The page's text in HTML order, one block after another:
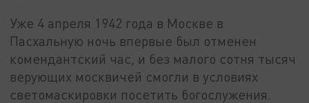
Уже 4 апреля 1942 года в Москве в
Пасхальную ночь впервые был отменен
комендантский час, и без малого сотня тысяч
верующих москвичей смогли в условиях
светомаскировки посетить богослужения.